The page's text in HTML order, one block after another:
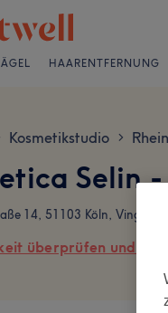
HAARENTFERNUNG
Kosmetikstudio >
Selin
14, 51103 Köln, Vingst
überprüfen und